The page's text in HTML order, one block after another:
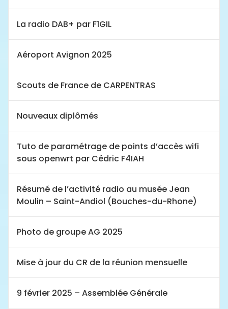
La radio DAB+ par F1GIL
Aéroport Avignon 2025
Scouts de France de CARPENTRAS
Nouveaux diplômés
Tuto de paramétrage de points d’accès wifi
sous openwrt par Cédric F4IAH
Résumé de l’activité radio au musée Jean
Moulin – Saint-Andiol (Bouches-du-Rhone)
Photo de groupe AG 2025
Mise à jour du CR de la réunion mensuelle
9 février 2025 – Assemblée Générale